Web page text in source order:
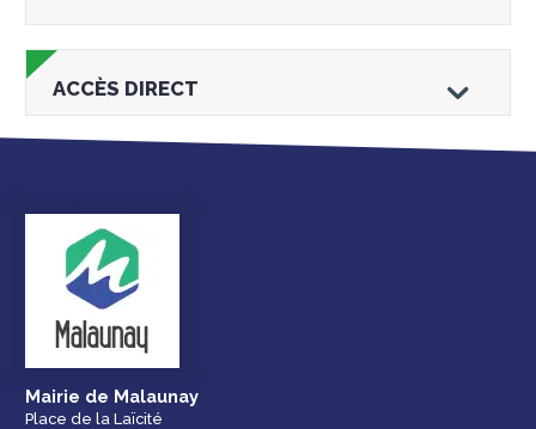
ACCÈS DIRECT
Droits et
démarches
Mairie de Malaunay
Place de la Laïcité